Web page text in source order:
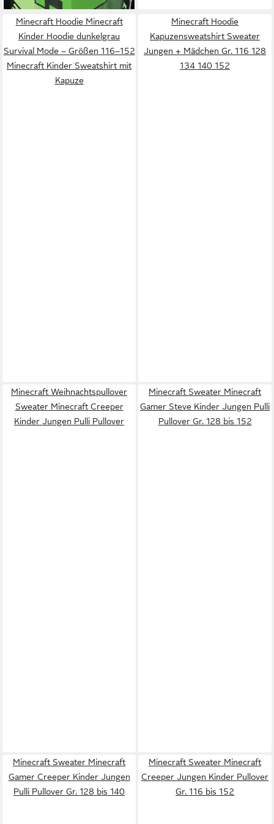
Minecraft Hoodie Minecraft
Kinder Hoodie dunkelgrau
Survival Mode – Größen 116–152
Minecraft Kinder Sweatshirt mit
Kapuze
Minecraft Hoodie
Kapuzensweatshirt Sweater
Jungen + Mädchen Gr. 116 128
134 140 152
Minecraft Weihnachtspullover
Sweater Minecraft Creeper
Kinder Jungen Pulli Pullover
Minecraft Sweater Minecraft
Gamer Steve Kinder Jungen Pulli
Pullover Gr. 128 bis 152
Minecraft Sweater Minecraft
Gamer Creeper Kinder Jungen
Pulli Pullover Gr. 128 bis 140
Minecraft Sweater Minecraft
Creeper Jungen Kinder Pullover
Gr. 116 bis 152